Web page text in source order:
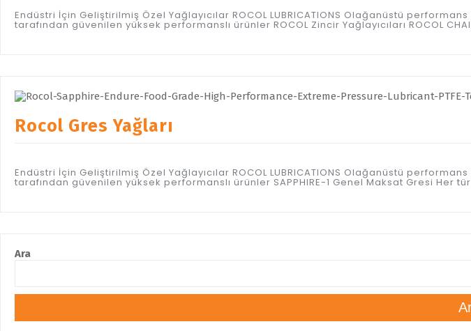
Endüstri İçin Geliştirilmiş Özel Yağlayıcılar ROCOL LUBRICATIONS Olağanüstü
tarafından güvenilen yüksek performanslı ürünler ROCOL Zincir Yağlayıcıları ROCOL
Rocol Gres Yağları
Endüstri İçin Geliştirilmiş Özel Yağlayıcılar ROCOL LUBRICATIONS Olağanüstü
tarafından güvenilen yüksek performanslı ürünler SAPPHIRE-1 Genel Maksat Gresi Her
Ara